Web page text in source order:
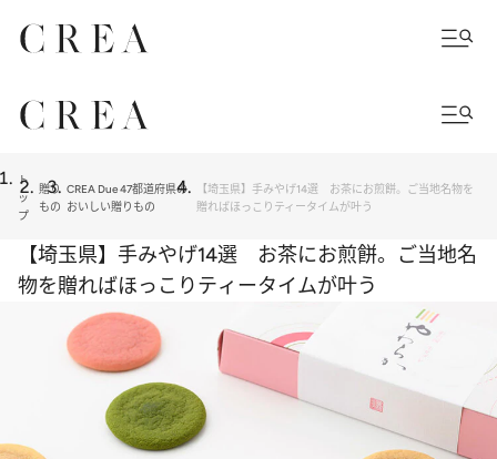
ト
ッ
プ
贈り
もの
CREA Due 47都道府県の
おいしい贈りもの
【埼玉県】手みやげ14選 お茶にお煎餅。ご当地名物を
贈ればほっこりティータイムが叶う
【埼玉県】手みやげ14選 お茶にお煎餅。ご当地名
物を贈ればほっこりティータイムが叶う